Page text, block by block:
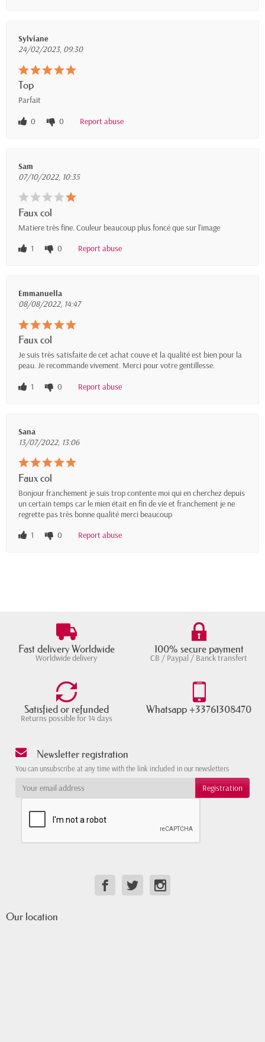
Sylviane
24/02/2023, 09:30
Top
Parfait
0
0 Report abuse
Sam
07/10/2022, 10:35
Faux col
Matiere très fine. Couleur beaucoup plus foncé que sur l'image
1
0 Report abuse
Emmanuella
08/08/2022, 14:47
Faux col
Je suis très satisfaite de cet achat couve et la qualité est bien pour la
peau. Je recommande vivement. Merci pour votre gentillesse.
1
0 Report abuse
Sana
13/07/2022, 13:06
Faux col
Bonjour franchement je suis trop contente moi qui en cherchez depuis
un certain temps car le mien était en fin de vie et franchement je ne
regrette pas très bonne qualité merci beaucoup
1
0 Report abuse
Fast delivery Worldwide
Worldwide delivery
100% secure payment
CB / Paypal / Banck transfert
Satisfied or refunded
Returns possible for 14 days
Whatsapp +33761308470
Newsletter registration
You can unsubscribe at any time with the link included in our newsletters
Our location